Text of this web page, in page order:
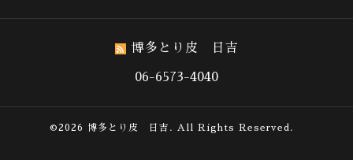
博多とり皮 日吉
06-6573-4040
©2026 博多とり皮 日吉 . All Rights Reserved.